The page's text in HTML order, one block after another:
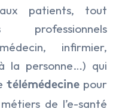
patients, tout
professionnels
infirmier,
la personne…) qui
télémédecinepour
de l’e-santé